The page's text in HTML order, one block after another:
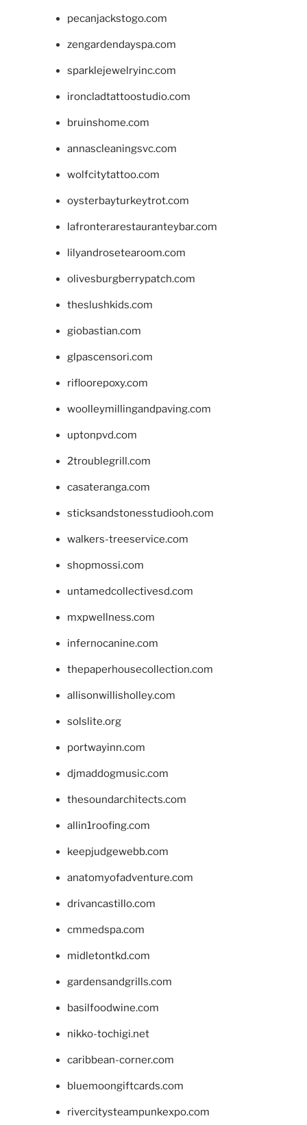
pecanjackstogo.com
zengardendayspa.com
sparklejewelryinc.com
ironcladtattoostudio.com
bruinshome.com
annascleaningsvc.com
wolfcitytattoo.com
oysterbayturkeytrot.com
lafronterarestauranteybar.com
lilyandrosetearoom.com
olivesburgberrypatch.com
theslushkids.com
giobastian.com
glpascensori.com
rifloorepoxy.com
woolleymillingandpaving.com
uptonpvd.com
2troublegrill.com
casateranga.com
sticksandstonesstudiooh.com
walkers-treeservice.com
shopmossi.com
untamedcollectivesd.com
mxpwellness.com
infernocanine.com
thepaperhousecollection.com
allisonwillisholley.com
solslite.org
portwayinn.com
djmaddogmusic.com
thesoundarchitects.com
allin1roofing.com
keepjudgewebb.com
anatomyofadventure.com
drivancastillo.com
cmmedspa.com
midletontkd.com
gardensandgrills.com
basilfoodwine.com
nikko-tochigi.net
caribbean-corner.com
bluemoongiftcards.com
rivercitysteampunkexpo.com